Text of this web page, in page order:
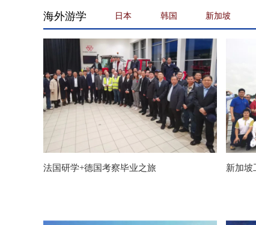
海外游学 日本 韩国 新加坡
法国研学+德国考察毕业之旅 新加坡